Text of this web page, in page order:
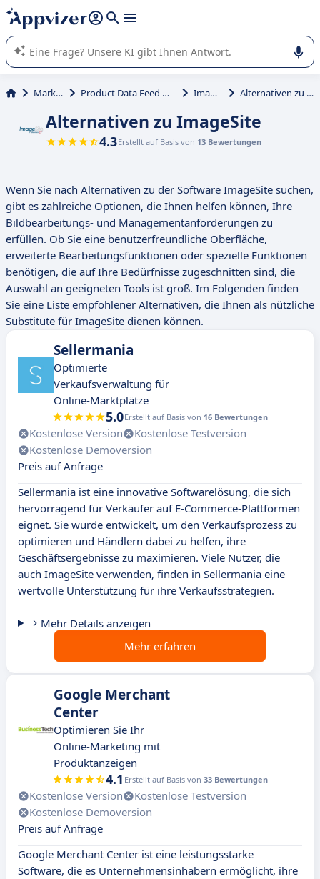
beantworten (mehrere Zeilen mit
Die KI von Appvizer führt Sie bei der Nutzung oder Auswahl
von SaaS-Software in Unternehmen.
Marketing Product Data Feed Management ImageSite Alternativen zu ImageSite
Alternativen zu ImageSite
4.3Erstellt auf Basis von 13 Bewertungen
Wenn Sie nach Alternativen zu der Software ImageSite suchen,
gibt es zahlreiche Optionen, die Ihnen helfen können, Ihre
Bildbearbeitungs- und Managementanforderungen zu
erfüllen. Ob Sie eine benutzerfreundliche Oberfläche,
erweiterte Bearbeitungsfunktionen oder spezielle Funktionen
benötigen, die auf Ihre Bedürfnisse zugeschnitten sind, die
Auswahl an geeigneten Tools ist groß. Im Folgenden finden
Sie eine Liste empfohlener Alternativen, die Ihnen als nützliche
Substitute für ImageSite dienen können.
Sellermania
Optimierte
Verkaufsverwaltung für
Online-Marktplätze
5.0Erstellt auf Basis von 16 Bewertungen
Kostenlose Version
Kostenlose Testversion
Kostenlose Demoversion
Preis auf Anfrage
Sellermania ist eine innovative Softwarelösung, die sich
hervorragend für Verkäufer auf E-Commerce-Plattformen
eignet. Sie wurde entwickelt, um den Verkaufsprozess zu
optimieren und Händlern dabei zu helfen, ihre
Geschäftsergebnisse zu maximieren. Viele Nutzer, die
auch ImageSite verwenden, finden in Sellermania eine
wertvolle Unterstützung für ihre Verkaufsstrategien.
Mehr Details anzeigen
Mehr erfahren
Google Merchant
Center
Optimieren Sie Ihr
Online-Marketing mit
Produktanzeigen
4.1 Erstellt auf Basis von 33 Bewertungen
Kostenlose Version
Kostenlose Testversion
Kostenlose Demoversion
Preis auf Anfrage
Google Merchant Center ist eine leistungsstarke
Software, die es Unternehmensinhabern ermöglicht, ihre